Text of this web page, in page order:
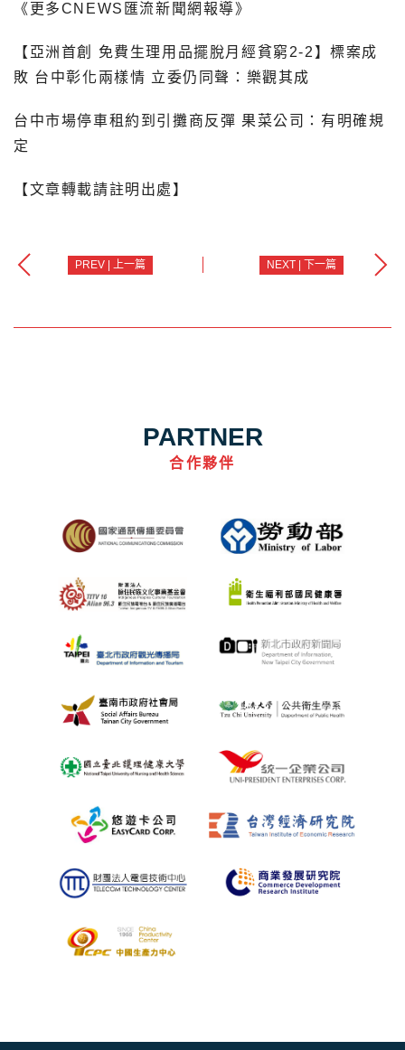
《更多CNEWS匯流新聞網報導》
【亞洲首創 免費生理用品擺脫月經貧窮2-2】標案成
敗 台中彰化兩樣情 立委仍同聲：樂觀其成
台中市場停車租約到引攤商反彈 果菜公司：有明確規
定
【文章轉載請註明出處】
PREV | 上一篇 NEXT | 下一篇
PARTNER
合作夥伴